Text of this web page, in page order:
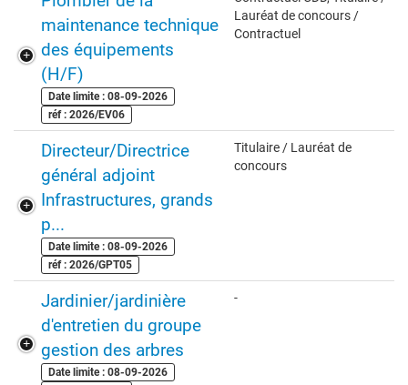
maintenance technique
des équipements
(H/F)
Date limite : 08-09-2026
réf : 2026/EV06
Lauréat de concours /
Contractuel
Directeur/Directrice
général adjoint
Infrastructures, grands
p...
Date limite : 08-09-2026
réf : 2026/GPT05
Titulaire / Lauréat de
concours
Jardinier/jardinière
d'entretien du groupe
gestion des arbres
Date limite : 08-09-2026
-